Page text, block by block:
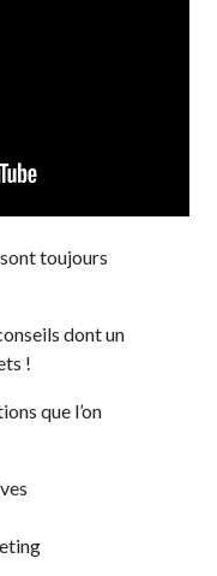
toujours
dont un
!
que l’on